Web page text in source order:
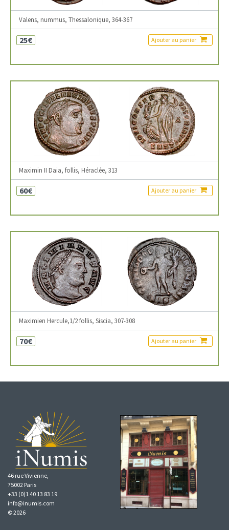
Valens, nummus, Thessalonique, 364-367
25€ Ajouter au panier
Maximin II Daia, follis, Héraclée, 313
60€ Ajouter au panier
Maximien Hercule,1/2 follis, Siscia, 307-308
70€ Ajouter au panier
46 rue Vivienne,
75002 Paris
+33 (0)1 40 13 83 19
info@inumis.com
© 2026